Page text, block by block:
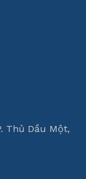
Thủ Dầu Một,